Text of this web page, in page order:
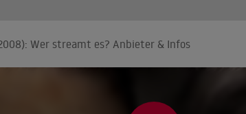
Wer streamt es? Anbieter & Infos